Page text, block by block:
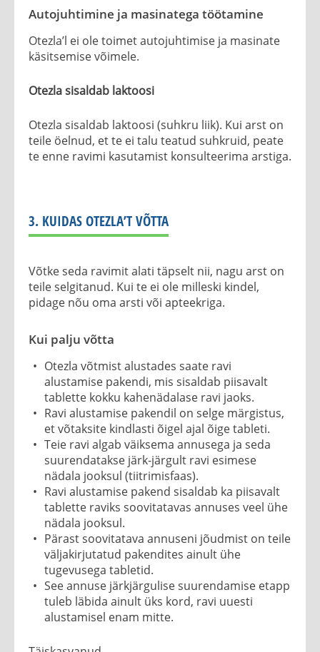
Autojuhtimine ja masinatega töötamine
Otezla’l ei ole toimet autojuhtimise ja masinate
käsitsemise võimele.
Otezla sisaldab laktoosi
Otezla sisaldab laktoosi (suhkru liik). Kui arst on
teile öelnud, et te ei talu teatud suhkruid, peate
te enne ravimi kasutamist konsulteerima arstiga.
3. KUIDAS OTEZLA’T VÕTTA
Võtke seda ravimit alati täpselt nii, nagu arst on
teile selgitanud. Kui te ei ole milleski kindel,
pidage nõu oma arsti või apteekriga.
Kui palju võtta
Otezla võtmist alustades saate ravi
alustamise pakendi, mis sisaldab piisavalt
tablette kokku kahenädalase ravi jaoks.
Ravi alustamise pakendil on selge märgistus,
et võtaksite kindlasti õigel ajal õige tableti.
Teie ravi algab väiksema annusega ja seda
suurendatakse järk-järgult ravi esimese
nädala jooksul (tiitrimisfaas).
Ravi alustamise pakend sisaldab ka piisavalt
tablette raviks soovitatavas annuses veel ühe
nädala jooksul.
Pärast soovitatava annuseni jõudmist on teile
väljakirjutatud pakendites ainult ühe
tugevusega tabletid.
See annuse järkjärgulise suurendamise etapp
tuleb läbida ainult üks kord, ravi uuesti
alustamisel enam mitte.